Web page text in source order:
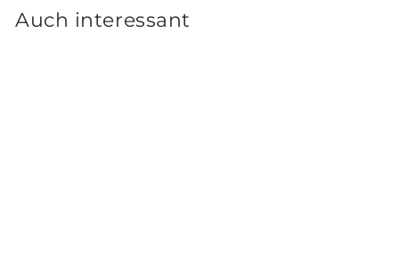
Auch interessant